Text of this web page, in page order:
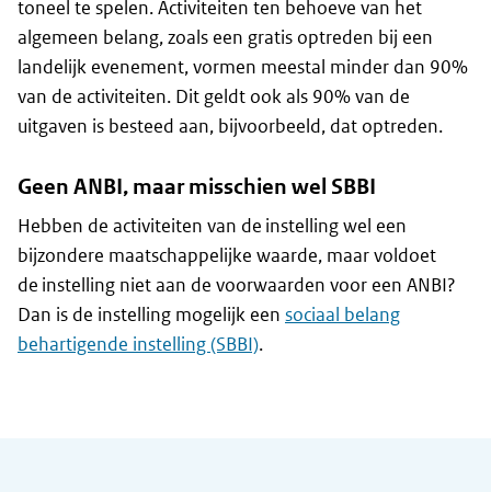
toneel te spelen. Activiteiten ten behoeve van het
algemeen belang, zoals een gratis optreden bij een
landelijk evenement, vormen meestal minder dan 90%
van de activiteiten. Dit geldt ook als 90% van de
uitgaven is besteed aan, bijvoorbeeld, dat optreden.
Geen ANBI, maar misschien wel SBBI
Hebben de activiteiten van de instelling wel een
bijzondere maatschappelijke waarde, maar voldoet
de instelling niet aan de voorwaarden voor een ANBI?
Dan is de instelling mogelijk een sociaal belang
behartigende instelling (SBBI).